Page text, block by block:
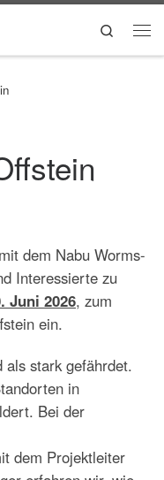
Search
dem Nabu Worms-
Interessierte zu
Juni 2026, zum
ein.
als stark gefährdet.
in
Bei der
dem Projektleiter